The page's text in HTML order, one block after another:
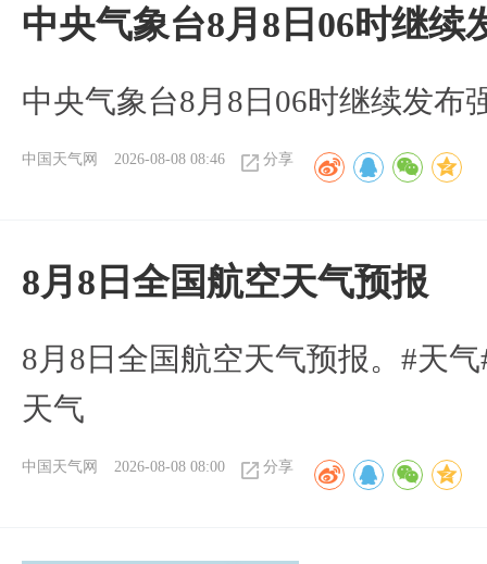
中央气象台8月8日06时继
中央气象台8月8日06时继续发布
中国天气网 2026-08-08 08:46 分享
8月8日全国航空天气预报
8月8日全国航空天气预报。#天
天气
中国天气网 2026-08-08 08:00 分享